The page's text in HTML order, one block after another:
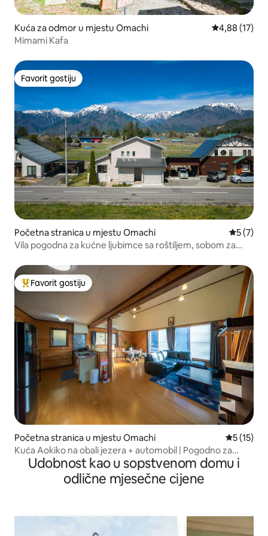
Kuća za odmor u mjestu Omachi prosječna
4,88 (17)
Mimami Kafa
Favorit gostiju
Favorit gostiju
Početna stranica u mjestu Omachi
5 (7)
Vila pogodna za kućne ljubimce sa roštiljem, sobom za
Glavni favorit gostiju
Favorit gostiju
Početna stranica u mjestu Omachi prosječna
5 (15)
Kuća Aokiko na obali jezera + automobil | Pogodno za
kućne ljubimce
Udobnost kao u sopstvenom domu i
odlične mjesečne cijene